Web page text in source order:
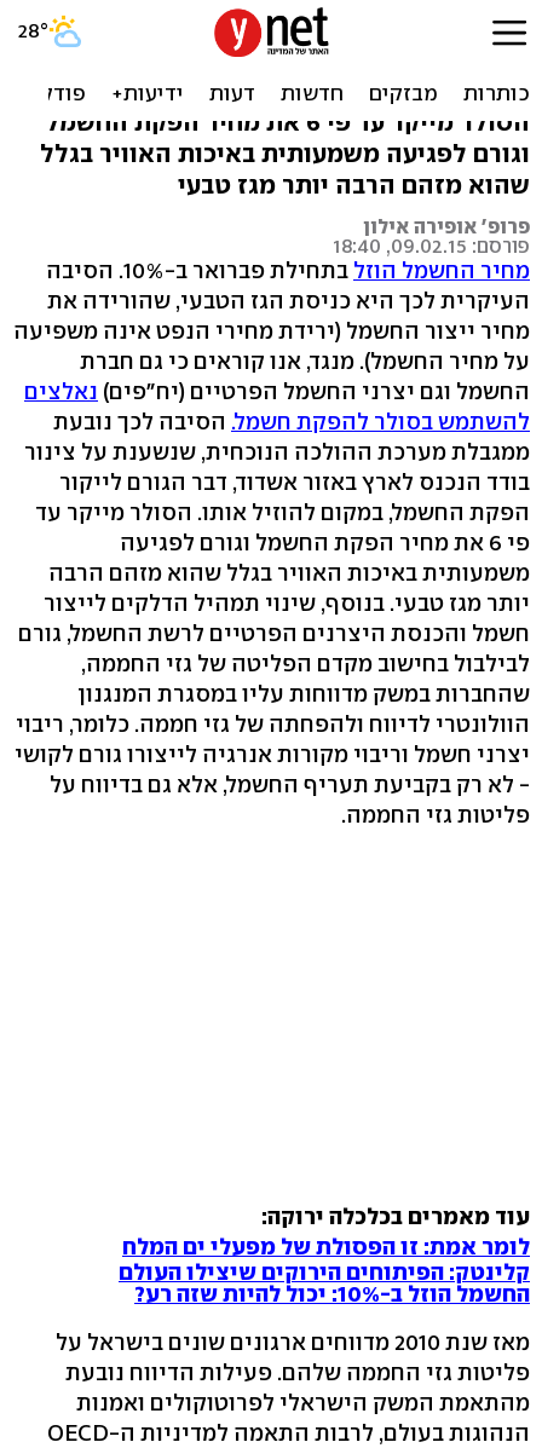
החזרה לסולר תעלה לכולנו
הסולר מייקר עד פי 6 את מחיר הפקת החשמל
וגורם לפגיעה משמעותית באיכות האוויר בגלל
שהוא מזהם הרבה יותר מגז טבעי
פרופ' אופירה אילון
פורסם: 09.02.15, 18:40
מחיר החשמל הוזל
בתחילת פברואר ב-10%. הסיבה
העיקרית לכך היא כניסת הגז הטבעי, שהורידה את
מחיר ייצור החשמל (ירידת מחירי הנפט אינה משפיעה
על מחיר החשמל). מנגד, אנו קוראים כי גם חברת
החשמל וגם יצרני החשמל הפרטיים (יח"פים) נאלצים
להשתמש בסולר להפקת חשמל. הסיבה לכך נובעת
ממגבלת מערכת ההולכה הנוכחית, שנשענת על צינור
בודד הנכנס לארץ באזור אשדוד, דבר הגורם לייקור
הפקת החשמל, במקום להוזיל אותו. הסולר מייקר עד
פי 6 את מחיר הפקת החשמל וגורם לפגיעה
משמעותית באיכות האוויר בגלל שהוא מזהם הרבה
יותר מגז טבעי. בנוסף, שינוי תמהיל הדלקים לייצור
חשמל והכנסת היצרנים הפרטיים לרשת החשמל, גורם
לבילבול בחישוב מקדם הפליטה של גזי החממה,
שהחברות במשק מדווחות עליו במסגרת המנגנון
הוולונטרי לדיווח ולהפחתה של גזי חממה. כלומר, ריבוי
יצרני חשמל וריבוי מקורות אנרגיה לייצורו גורם לקושי
- לא רק בקביעת תעריף החשמל, אלא גם בדיווח על
פליטות גזי החממה.
עוד מאמרים בכלכלה ירוקה:
לומר אמת: זו הפסולת של מפעלי ים המלח
קלינטק: הפיתוחים הירוקים שיצילו העולם
החשמל הוזל ב-10%: יכול להיות שזה רע?
מאז שנת 2010 מדווחים ארגונים שונים בישראל על
פליטות גזי החממה שלהם. פעילות הדיווח נובעת
מהתאמת המשק הישראלי לפרוטוקולים ואמנות
הנהוגות בעולם, לרבות התאמה למדיניות ה-OECD